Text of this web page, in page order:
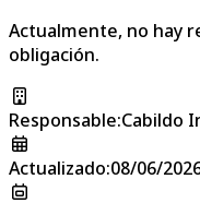
Actualmente, no hay
obligación.
Responsable:Cabildo
Actualizado:08/06/